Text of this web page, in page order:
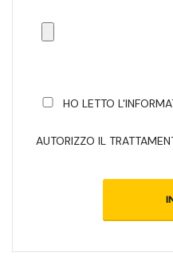
HO LETTO
AUTORIZZO IL